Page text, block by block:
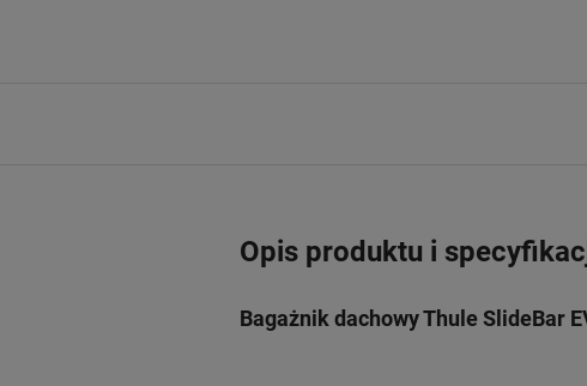
Opis produktu i
Bagażnik dachowy Thule SlideBar